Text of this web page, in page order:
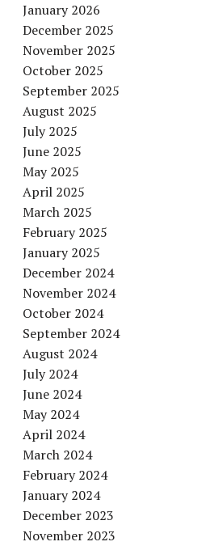
January 2026
December 2025
November 2025
October 2025
September 2025
August 2025
July 2025
June 2025
May 2025
April 2025
March 2025
February 2025
January 2025
December 2024
November 2024
October 2024
September 2024
August 2024
July 2024
June 2024
May 2024
April 2024
March 2024
February 2024
January 2024
December 2023
November 2023